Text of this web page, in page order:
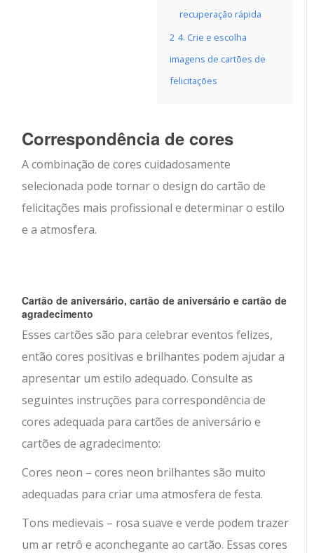
recuperação rápida
2 4. Crie e escolha
imagens de cartões de
felicitações
Correspondência de cores
A combinação de cores cuidadosamente
selecionada pode tornar o design do cartão de
felicitações mais profissional e determinar o estilo
e a atmosfera.
Cartão de aniversário, cartão de aniversário e cartão de
agradecimento
Esses cartões são para celebrar eventos felizes,
então cores positivas e brilhantes podem ajudar a
apresentar um estilo adequado. Consulte as
seguintes instruções para correspondência de
cores adequada para cartões de aniversário e
cartões de agradecimento:
Cores neon – cores neon brilhantes são muito
adequadas para criar uma atmosfera de festa.
Tons medievais – rosa suave e verde podem trazer
um ar retrô e aconchegante ao cartão. Essas cores